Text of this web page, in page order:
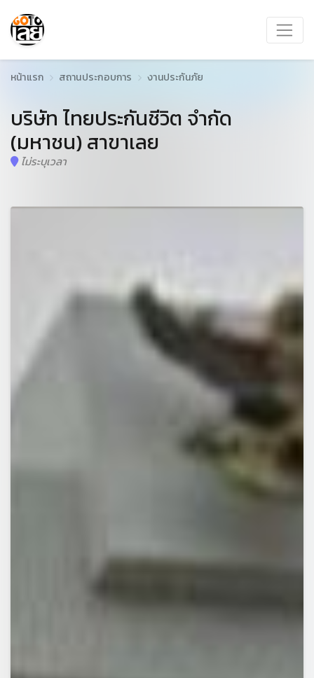
หน้าแรก สถานประกอบการ งานประกันภัย
บริษัท ไทยประกันชีวิต จำกัด
(มหาชน) สาขาเลย
ไม่ระบุเวลา